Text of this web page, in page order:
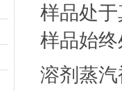
样品处
样品始
溶剂蒸